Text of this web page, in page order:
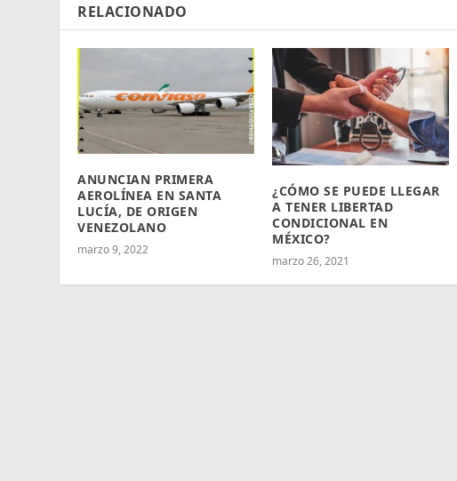
RELACIONADO
ANUNCIAN PRIMERA
AEROLÍNEA EN SANTA
LUCÍA, DE ORIGEN
VENEZOLANO
marzo 9, 2022
¿CÓMO SE PUEDE LLEGAR
A TENER LIBERTAD
CONDICIONAL EN
MÉXICO?
marzo 26, 2021